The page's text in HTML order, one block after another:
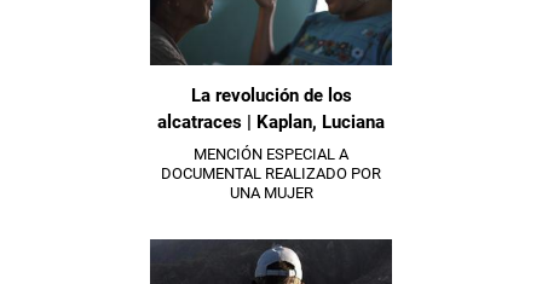
La revolución de los
alcatraces | Kaplan, Luciana
MENCIÓN ESPECIAL A
DOCUMENTAL REALIZADO POR
UNA MUJER